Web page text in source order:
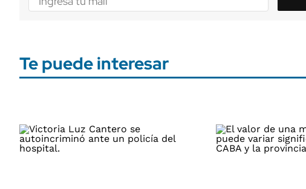
Te puede interesar